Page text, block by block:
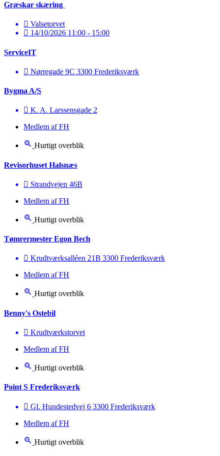
Græskar skæring
Valsetorvet
14/10/2026 11:00 - 15:00
ServiceIT
Nørregade 9C 3300 Frederiksværk
Bygma A/S
K. A. Larssensgade 2
Medlem af FH
Hurtigt overblik
Revisorhuset Halsnæs
Strandvejen 46B
Medlem af FH
Hurtigt overblik
Tømrermester Egon Bech
Krudtværksalléen 21B 3300 Frederiksværk
Medlem af FH
Hurtigt overblik
Benny's Ostebil
Krudtværkstorvet
Medlem af FH
Hurtigt overblik
Point S Frederiksværk
Gl. Hundestedvej 6 3300 Frederiksværk
Medlem af FH
Hurtigt overblik